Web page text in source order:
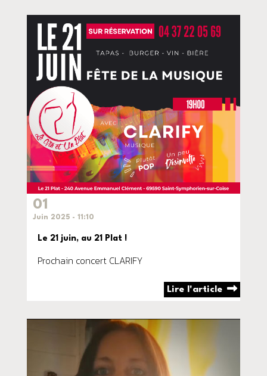
01
Juin 2025 - 11:10
Le 21 juin, au 21 Plat !
Prochain concert CLARIFY
Lire l'article